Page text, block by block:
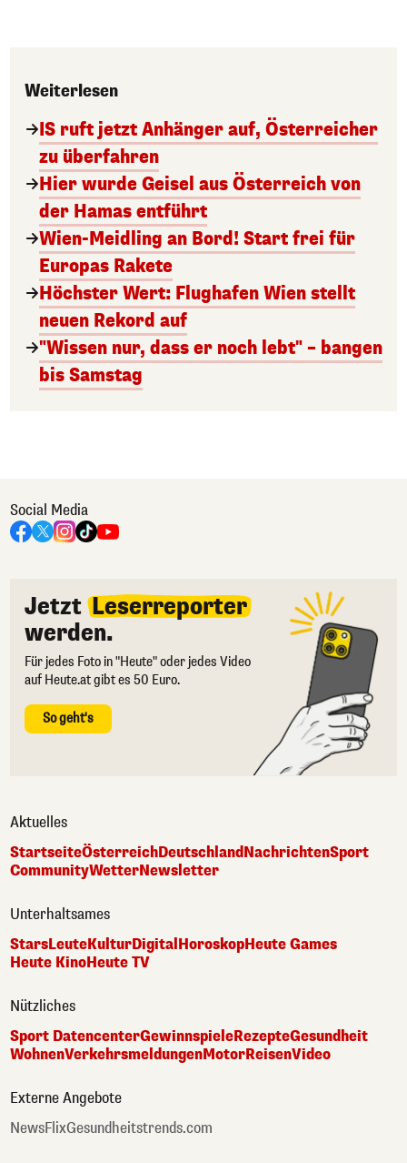
Weiterlesen
IS ruft jetzt Anhänger auf, Österreicher
zu überfahren
Hier wurde Geisel aus Österreich von
der Hamas entführt
Wien-Meidling an Bord! Start frei für
Europas Rakete
Höchster Wert: Flughafen Wien stellt
neuen Rekord auf
"Wissen nur, dass er noch lebt" – bangen
bis Samstag
Social Media
Jetzt Leserreporter
werden.
Für jedes Foto in "Heute" oder jedes Video
auf Heute.at gibt es 50 Euro.
So geht's
Aktuelles
StartseiteÖsterreichDeutschlandNachrichtenSport
CommunityWetterNewsletter
Unterhaltsames
StarsLeuteKulturDigital HoroskopHeute Games
Heute KinoHeute TV
Nützliches
Sport DatencenterGewinnspieleRezepteGesundheit
WohnenVerkehrsmeldungenMotorReisenVideo
Externe Angebote
NewsFlixGesundheitstrends.com